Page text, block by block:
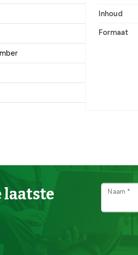
Inhoud
Formaat
laatste
Naam *